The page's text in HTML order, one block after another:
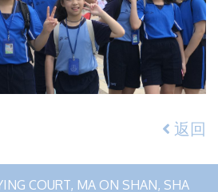
返回
COURT, MA ON SHAN, SHA